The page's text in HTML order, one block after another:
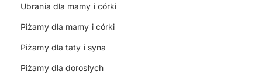
Ubrania dla mamy i córki
Piżamy dla mamy i córki
Piżamy dla taty i syna
Piżamy dla dorosłych